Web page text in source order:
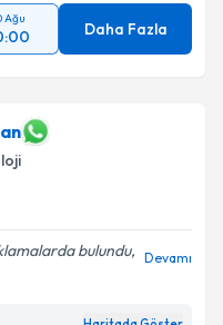
Ağu
Daha Fazla
bulundu, Devamı